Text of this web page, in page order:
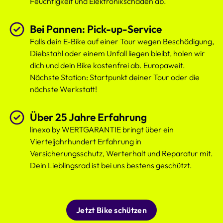
Bei Pannen: Pick-up-Service
Falls dein E-Bike auf einer Tour wegen Beschädigung,
Diebstahl oder einem Unfall liegen bleibt, holen wir
dich und dein Bike kostenfrei ab. Europaweit.
Nächste Station: Startpunkt deiner Tour oder die
nächste Werkstatt!
Über 25 Jahre Erfahrung
linexo by WERTGARANTIE bringt über ein
Vierteljahrhundert Erfahrung in
Versicherungsschutz, Werterhalt und Reparatur mit.
Dein Lieblingsrad ist bei uns bestens geschützt.
Jetzt Bike schützen